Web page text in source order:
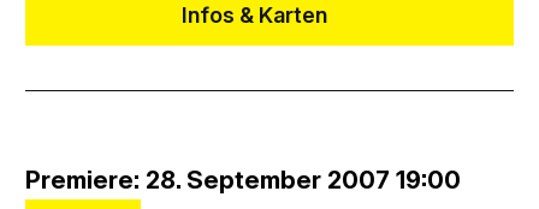
Infos & Karten
Premiere: 28. September 2007 19:00